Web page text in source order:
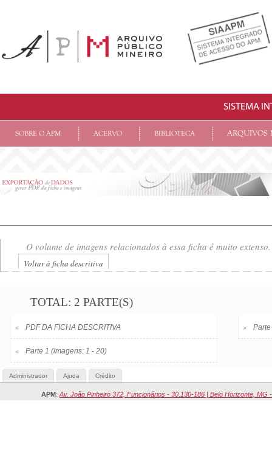
SISTEMA
SOBRE O APM ACERVO BIBLIOTECA ARQUIVOS
O volume de imagens relacionados à essa ficha é muito
Voltar à ficha descritiva
TOTAL: 2 PARTE(S)
» PDF DA FICHA DESCRITIVA
» Parte 1 (imagens: 1 - 20)
»
Administrador Ajuda Crédito
APM: Av. João Pinheiro 372, Funcionários - 30.130-186 | Belo Horizonte, MG